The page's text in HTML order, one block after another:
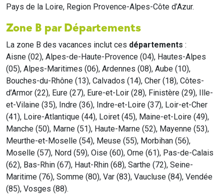
Pays de la Loire, Region Provence-Alpes-Côte d’Azur.
Zone B par Départements
La zone B des vacances inclut ces départements :
Aisne (02), Alpes-de-Haute-Provence (04), Hautes-Alpes
(05), Alpes-Maritimes (06), Ardennes (08), Aube (10),
Bouches-du-Rhône (13), Calvados (14), Cher (18), Côtes-
d’Armor (22), Eure (27), Eure-et-Loir (28), Finistère (29), Ille-
et-Vilaine (35), Indre (36), Indre-et-Loire (37), Loir-et-Cher
(41), Loire-Atlantique (44), Loiret (45), Maine-et-Loire (49),
Manche (50), Marne (51), Haute-Marne (52), Mayenne (53),
Meurthe-et-Moselle (54), Meuse (55), Morbihan (56),
Moselle (57), Nord (59), Oise (60), Orne (61), Pas-de-Calais
(62), Bas-Rhin (67), Haut-Rhin (68), Sarthe (72), Seine-
Maritime (76), Somme (80), Var (83), Vaucluse (84), Vendée
(85), Vosges (88).